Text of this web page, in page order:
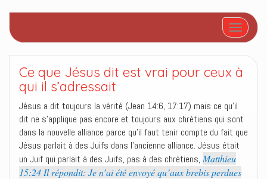
Afficher/
Ce que Jésus dit est vrai pour ceux à
qui il s’adressait
Jésus a dit toujours la vérité (Jean 14:6, 17:17) mais ce qu’il
dit ne s’applique pas encore et toujours aux chrétiens qui sont
dans la nouvelle alliance parce qu’il faut tenir compte du fait que
Jésus parlait à des Juifs dans l’ancienne alliance. Jésus était
un Juif qui parlait à des Juifs, pas à des chrétiens, Matthieu
15:24 Il répondit: Je n’ai été envoyé qu’aux brebis perdues